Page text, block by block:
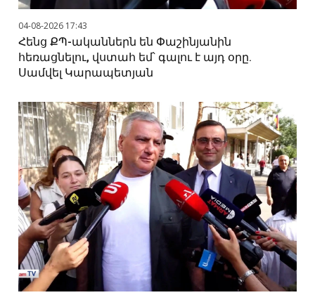
04-08-2026 17:43
Հենց ՔՊ-ականներն են Փաշինյանին
հեռացնելու, վստահ եմ՝ գալու է այդ օրը.
Սամվել Կարապետյան